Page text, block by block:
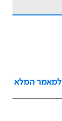
למאמר המלא